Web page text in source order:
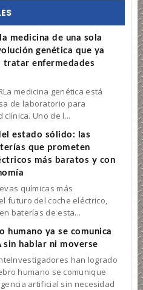
medicina de una sola
genética que ya
tratar enfermedades
medicina genética está
de laboratorio para
Uno de l...
estado sólido: las
que prometen
más baratos y con
químicas más
futuro del coche eléctrico,
baterías de esta...
humano ya se comunica
sin hablar ni moverse
han logrado
humano se comunique
artificial sin necesidad